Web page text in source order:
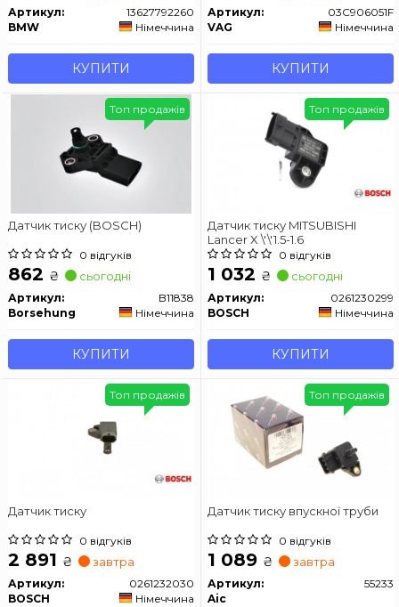
Артикул:
13627792260
BMW
Німеччина
КУПИТИ
Артикул:
03C906051F
VAG
Німеччина
КУПИТИ
Датчик тиску (BOSCH)
0 відгуків
862 ₴ сьогодні
Артикул:
B11838
Borsehung
Німеччина
КУПИТИ
Топ продажів
Датчик тиску MITSUBISHI
Lancer X \'\'1.5-1.6
0 відгуків
1 032 ₴ сьогодні
Артикул:
0261230299
BOSCH
Німеччина
КУПИТИ
Топ продажів
Датчик тиску
0 відгуків
2 891 ₴ завтра
Артикул:
0261232030
BOSCH
Німеччина
Топ продажів
Датчик тиску впускної труби
0 відгуків
1 089 ₴ завтра
Артикул:
55233
Aic
Топ продажів